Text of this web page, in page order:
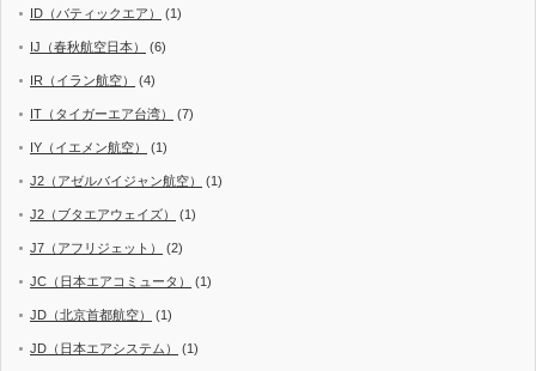
ID（バティックエア） (1)
IJ（春秋航空日本） (6)
IR（イラン航空） (4)
IT（タイガーエア台湾） (7)
IY（イエメン航空） (1)
J2（アゼルバイジャン航空） (1)
J2（ブタエアウェイズ） (1)
J7（アフリジェット） (2)
JC（日本エアコミュータ） (1)
JD（北京首都航空） (1)
JD（日本エアシステム） (1)